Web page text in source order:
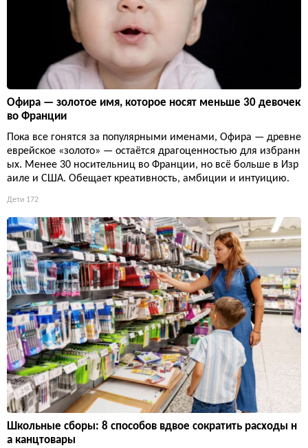
Офира — золотое имя, которое носят меньше 30 девочек
во Франции
Пока все гонятся за популярными именами, Офира — древне
еврейское «золото» — остаётся драгоценностью для избранн
ых. Менее 30 носительниц во Франции, но всё больше в Изр
аиле и США. Обещает креативность, амбиции и интуицию.
Дети 172
Школьные сборы: 8 способов вдвое сократить расходы н
а канцтовары